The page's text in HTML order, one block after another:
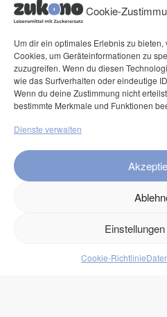
Cookie-
Um dir ein optimales Erlebnis zu
Cookies, um Geräteinformationen zu
zuzugreifen. Wenn du diesen
wie das Surfverhalten oder eindeutige
Wenn du deine Zustimmung nicht
bestimmte Merkmale und Funktionen
Dienste verwalten
Cookie-Richtlinie
Visa
Mastercard
American Express
Klarna Pay now
Klarna Rechnung
Service
FAQ